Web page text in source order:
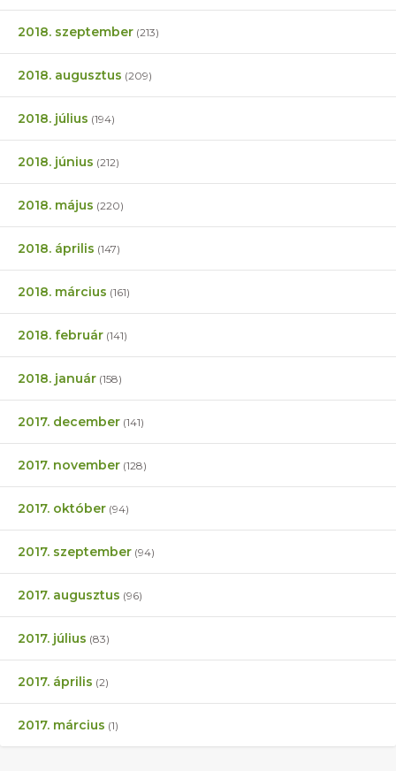
2018. szeptember (213)
2018. augusztus (209)
2018. július (194)
2018. június (212)
2018. május (220)
2018. április (147)
2018. március (161)
2018. február (141)
2018. január (158)
2017. december (141)
2017. november (128)
2017. október (94)
2017. szeptember (94)
2017. augusztus (96)
2017. július (83)
2017. április (2)
2017. március (1)